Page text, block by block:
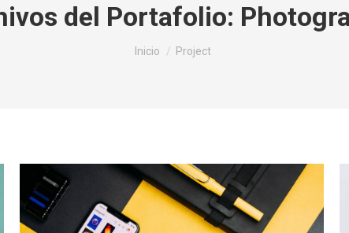
del Portafolio:
Estás aquí:
Inicio Project